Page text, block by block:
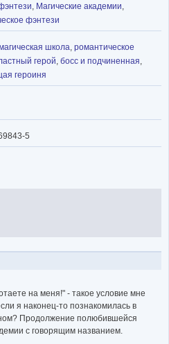
Магические академии
фэнтези
школа романтическое
герой босс и подчиненная
героиня
5
на меня!" - такое условие мне
я наконец-то познакомилась в
Продолжение полюбившейся
с говорящим названием.